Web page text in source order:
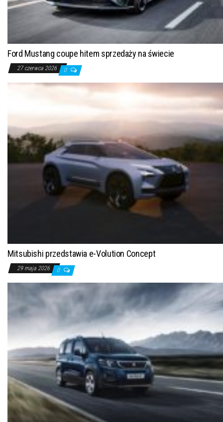
Ford Mustang coupe hitem sprzedaży na świecie
27 czerwca 2026 0
Mitsubishi przedstawia e-Volution Concept
29 maja 2026 0